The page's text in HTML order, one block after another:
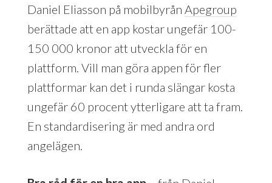
Daniel Eliasson på mobilbyrån Apegroup
berättade att en app kostar ungefär 100-
150 000 kronor att utveckla för en
plattform. Vill man göra appen för fler
plattformar kan det i runda slängar kosta
ungefär 60 procent ytterligare att ta fram.
En standardisering är med andra ord
angelägen.